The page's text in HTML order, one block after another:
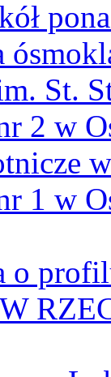
St.
nr 2 w
nr 1 w
o